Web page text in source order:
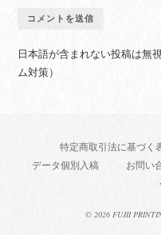
日本語が含まれない投稿は無
ム対策）
特定商取引法に基づく
データ個別入稿
お問い
© 2026 FUJII